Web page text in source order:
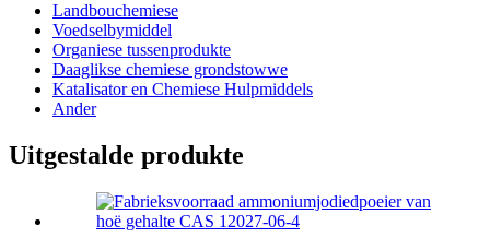
Landbouchemiese
Voedselbymiddel
Organiese tussenprodukte
Daaglikse chemiese grondstowwe
Katalisator en Chemiese Hulpmiddels
Ander
Uitgestalde produkte